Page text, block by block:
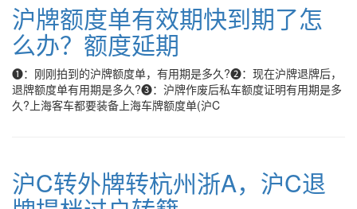
沪牌额度单有效期快到期了怎
么办？额度延期
❶：刚刚拍到的沪牌额度单，有用期是多久?❷：现在沪牌退牌后，
退牌额度单有用期是多久?❸：沪牌作废后私车额度证明有用期是多
久?上海客车都要装备上海车牌额度单(沪C
沪C转外牌转杭州浙A，沪C退